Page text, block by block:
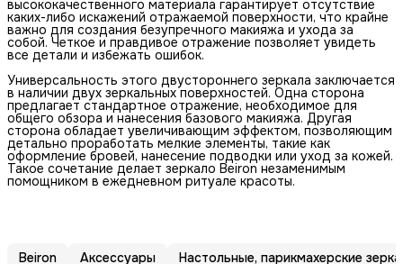
высококачественного материала гарантирует отсутствие
каких-либо искажений отражаемой поверхности, что крайне
важно для создания безупречного макияжа и ухода за
собой. Четкое и правдивое отражение позволяет увидеть
все детали и избежать ошибок.
Универсальность этого двустороннего зеркала заключается
в наличии двух зеркальных поверхностей. Одна сторона
предлагает стандартное отражение, необходимое для
общего обзора и нанесения базового макияжа. Другая
сторона обладает увеличивающим эффектом, позволяющим
детально проработать мелкие элементы, такие как
оформление бровей, нанесение подводки или уход за кожей.
Такое сочетание делает зеркало Beiron незаменимым
помощником в ежедневном ритуале красоты.
Beiron Аксессуары Настольные, парикмахерские